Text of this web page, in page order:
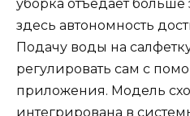
уборка отъедает
здесь автономность
Подачу воды на
регулировать сам с
приложения. Модель
интегрирована в